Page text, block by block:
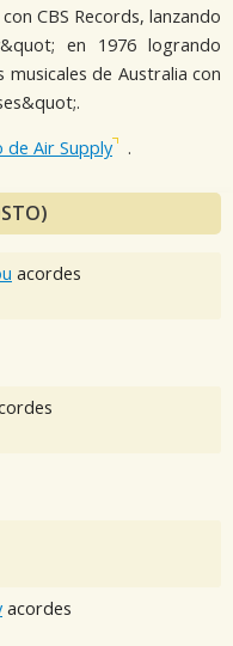
CBS Records, lanzando
en 1976 logrando
de Australia con
Air Supply .
acordes
acordes